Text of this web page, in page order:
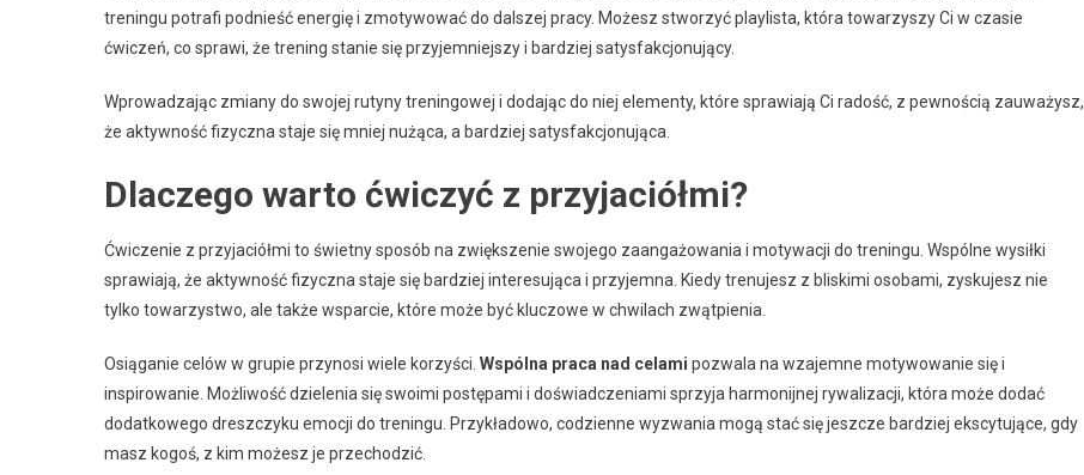
treningu potrafi podnieść energię i zmotywować do dalszej pracy. Możesz stworzyć playlista, która towarzyszy Ci w czasie
ćwiczeń, co sprawi, że trening stanie się przyjemniejszy i bardziej satysfakcjonujący.
Wprowadzając zmiany do swojej rutyny treningowej i dodając do niej elementy, które sprawiają Ci radość, z pewnością zauważysz,
że aktywność fizyczna staje się mniej nużąca, a bardziej satysfakcjonująca.
Dlaczego warto ćwiczyć z przyjaciółmi?
Ćwiczenie z przyjaciółmi to świetny sposób na zwiększenie swojego zaangażowania i motywacji do treningu. Wspólne wysiłki
sprawiają, że aktywność fizyczna staje się bardziej interesująca i przyjemna. Kiedy trenujesz z bliskimi osobami, zyskujesz nie
tylko towarzystwo, ale także wsparcie, które może być kluczowe w chwilach zwątpienia.
Osiąganie celów w grupie przynosi wiele korzyści. Wspólna praca nad celami pozwala na wzajemne motywowanie się i
inspirowanie. Możliwość dzielenia się swoimi postępami i doświadczeniami sprzyja harmonijnej rywalizacji, która może dodać
dodatkowego dreszczyku emocji do treningu. Przykładowo, codzienne wyzwania mogą stać się jeszcze bardziej ekscytujące, gdy
masz kogoś, z kim możesz je przechodzić.